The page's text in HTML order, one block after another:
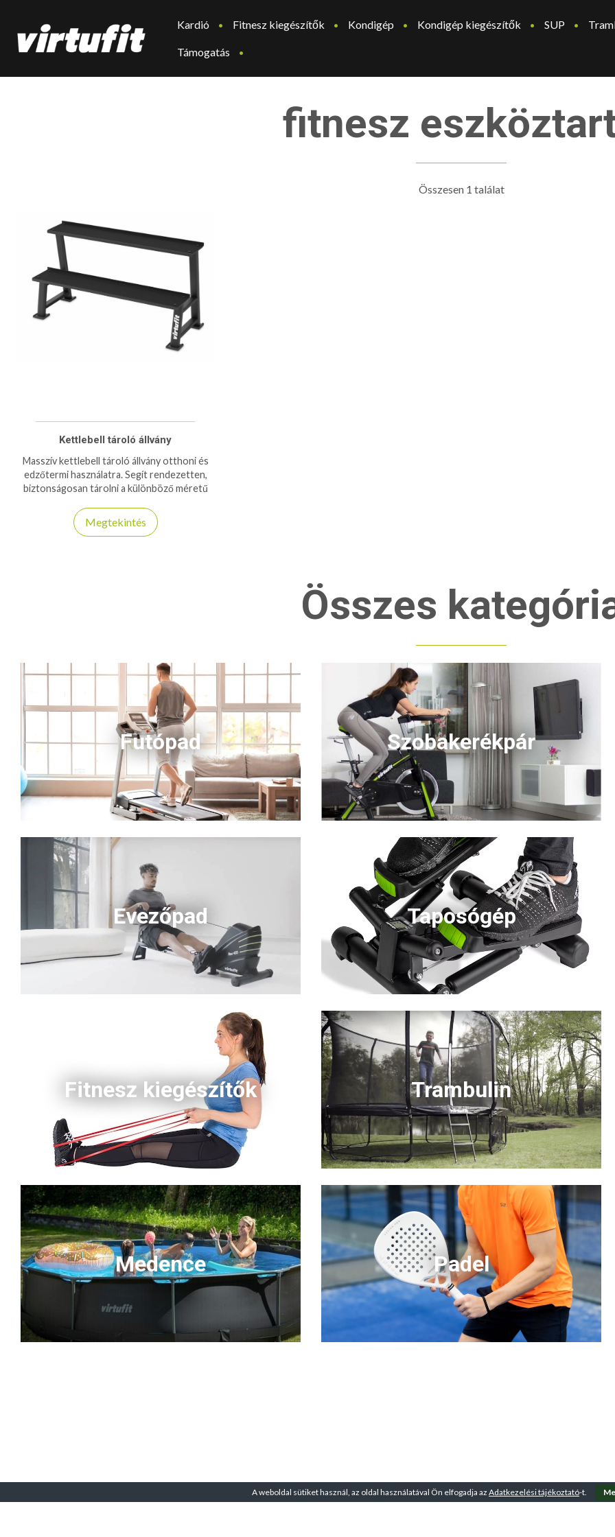
Kardió Fitnesz kiegészítők Kondigép Kondigép kiegészítők SUP
Támogatás
fitnesz
Összesen 1 találat
Kettlebell tároló állvány
Masszív kettlebell tároló állvány otthoni és
edzőtermi használatra. Segít rendezetten,
biztonságosan tárolni a különböző méretű
Megtekintés
Összes
Futópad Szobakerékpár
Evezőpad Taposógép
Fitnesz kiegészítők Trambulin
Medence Padel
A weboldal sütiket használ, az oldal használatával Ön elfogadja az Adatkezelési tájékoztató-t.